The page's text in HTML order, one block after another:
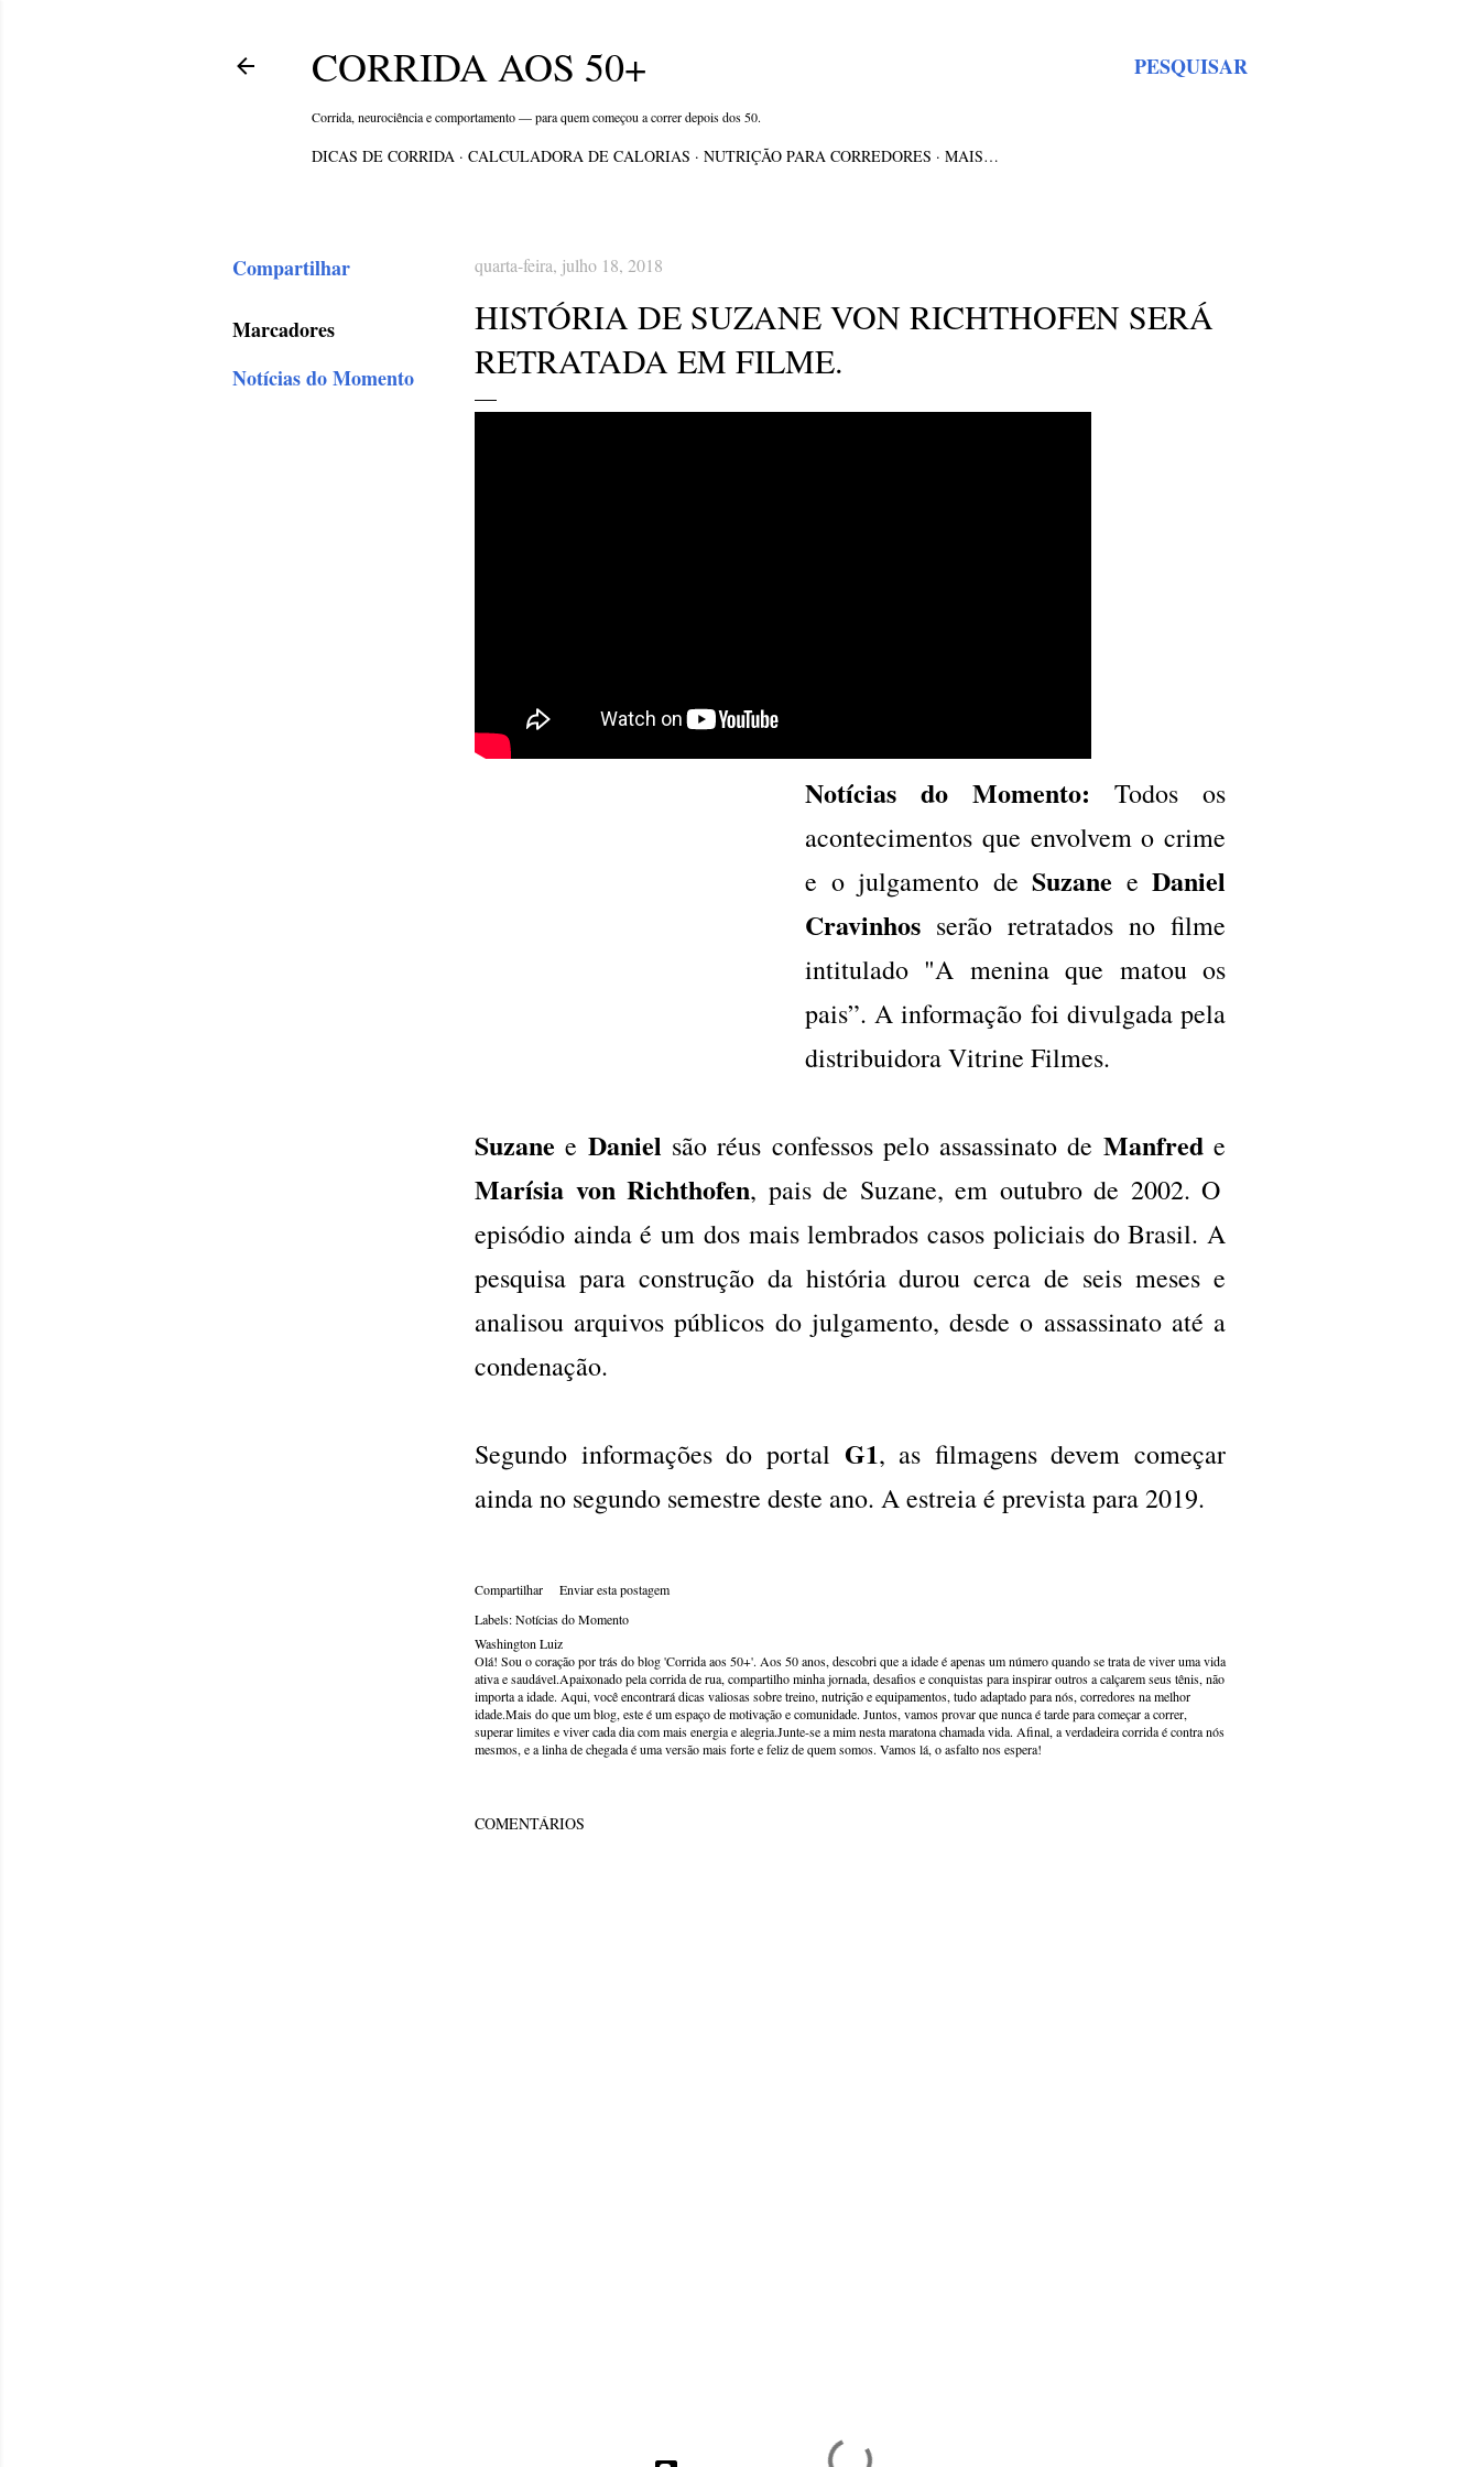
PESQUISAR
CORRIDA AOS 50+
Corrida, neurociência e comportamento — para quem começou a correr depois dos 50.
DICAS DE CORRIDA CALCULADORA DE CALORIAS NUTRIÇÃO PARA CORREDORES MAIS…
Compartilhar
Marcadores
Notícias do Momento
quarta-feira, julho 18, 2018
HISTÓRIA DE SUZANE VON RICHTHOFEN SERÁ
RETRATADA EM FILME.
Notícias do Momento: Todos os
acontecimentos que envolvem o crime
e o julgamento de Suzane e Daniel
Cravinhos serão retratados no filme
intitulado "A menina que matou os
pais”. A informação foi divulgada pela
distribuidora Vitrine Filmes.
Suzane e Daniel são réus confessos pelo assassinato de Manfrede
Marísia von Richthofen, pais de Suzane, em outubro de 2002. O
episódio ainda é um dos mais lembrados casos policiais do Brasil. A
pesquisa para construção da história durou cerca de seis meses e
analisou arquivos públicos do julgamento, desde o assassinato até a
condenação.
Segundo informações do portal G1, as filmagens devem começar
ainda no segundo semestre deste ano. A estreia é prevista para 2019.
Compartilhar
Enviar esta postagem
Labels:Notícias do Momento
Washington Luiz
Olá! Sou o coração por trás do blog 'Corrida aos 50+'. Aos 50 anos, descobri que a idade é apenas um número quando se trata de viver uma vida
ativa e saudável.Apaixonado pela corrida de rua, compartilho minha jornada, desafios e conquistas para inspirar outros a calçarem seus tênis, não
importa a idade. Aqui, você encontrará dicas valiosas sobre treino, nutrição e equipamentos, tudo adaptado para nós, corredores na melhor
idade.Mais do que um blog, este é um espaço de motivação e comunidade. Juntos, vamos provar que nunca é tarde para começar a correr,
superar limites e viver cada dia com mais energia e alegria.Junte-se a mim nesta maratona chamada vida. Afinal, a verdadeira corrida é contra nós
mesmos, e a linha de chegada é uma versão mais forte e feliz de quem somos. Vamos lá, o asfalto nos espera!
COMENTÁRIOS